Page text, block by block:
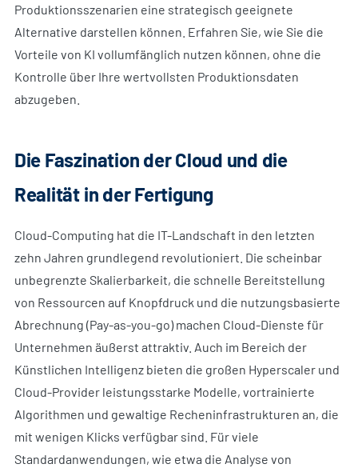
Produktionsszenarien eine strategisch geeignete
Alternative darstellen können. Erfahren Sie, wie Sie die
Vorteile von KI vollumfänglich nutzen können, ohne die
Kontrolle über Ihre wertvollsten Produktionsdaten
abzugeben.
Die Faszination der Cloud und die
Realität in der Fertigung
Cloud-Computing hat die IT-Landschaft in den letzten
zehn Jahren grundlegend revolutioniert. Die scheinbar
unbegrenzte Skalierbarkeit, die schnelle Bereitstellung
von Ressourcen auf Knopfdruck und die nutzungsbasierte
Abrechnung (Pay-as-you-go) machen Cloud-Dienste für
Unternehmen äußerst attraktiv. Auch im Bereich der
Künstlichen Intelligenz bieten die großen Hyperscaler und
Cloud-Provider leistungsstarke Modelle, vortrainierte
Algorithmen und gewaltige Recheninfrastrukturen an, die
mit wenigen Klicks verfügbar sind. Für viele
Standardanwendungen, wie etwa die Analyse von